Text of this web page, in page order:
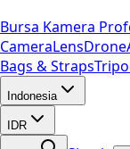
Bursa Kamera
CameraLensDrone
Bags & Straps
Indonesia
IDR